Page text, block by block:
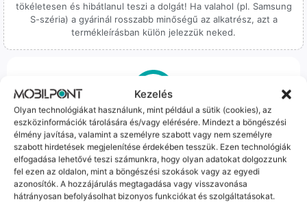
Kezelés
Olyan technológiákat használunk, mint például a sütik (cookies), az
eszközinformációk tárolására és/vagy elérésére. Mindezt a böngészési
élmény javítása, valamint a személyre szabott vagy nem személyre
szabott hirdetések megjelenítése érdekében tesszük. Ezen technológiák
elfogadása lehetővé teszi számunkra, hogy olyan adatokat dolgozzunk
fel ezen az oldalon, mint a böngészési szokások vagy az egyedi
azonosítók. A hozzájárulás megtagadása vagy visszavonása
hátrányosan befolyásolhat bizonyos funkciókat és szolgáltatásokat.
tökéletesen és hibátlanul teszi a dolgát! Ha valahol (pl. Samsung
S-széria) a gyárinál rosszabb minőségű az alkatrész, azt a
termékleírásban külön jelezzük neked.
100% Elérhetőség
Sok éve a szegedi piac meghatározó szereplői vagyunk.
Nem egy arctalan webshop vagyunk: ha kérdésed van, élő
ember veszi fel a telefont, és személyesen is megtalálsz
minket Szegeden.